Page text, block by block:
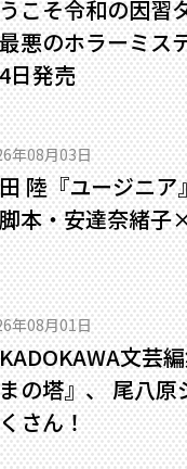
こそ令和の因習
悪のホラーミ
日発売
年08月03日
陸『ユージニア
・安達奈緒子×
年08月01日
文芸
の塔』、 尾八
さん！